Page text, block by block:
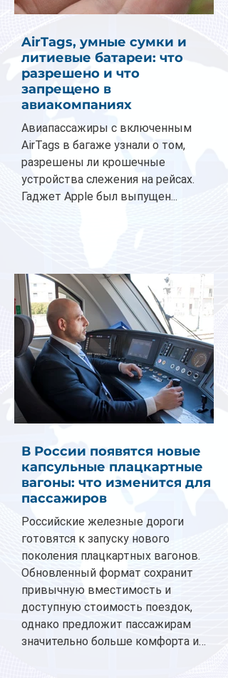
AirTags, умные сумки и
литиевые батареи: что
разрешено и что
запрещено в
авиакомпаниях
Авиапассажиры с включенным
AirTags в багаже узнали о том,
разрешены ли крошечные
устройства слежения на рейсах.
Гаджет Apple был выпущен...
В России появятся новые
капсульные плацкартные
вагоны: что изменится для
пассажиров
Российские железные дороги
готовятся к запуску нового
поколения плацкартных вагонов.
Обновленный формат сохранит
привычную вместимость и
доступную стоимость поездок,
однако предложит пассажирам
значительно больше комфорта и